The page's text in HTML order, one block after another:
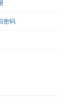
密码